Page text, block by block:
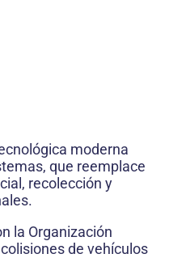
moderna
que reemplace
recolección y
la Organización
de vehículos